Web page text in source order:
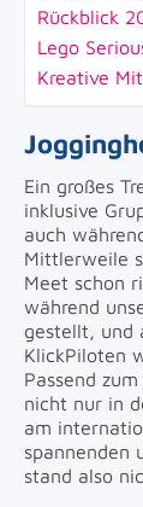
Rückblick
Lego
Kreative
Ein großes
inklusive
auch
Mittlerweile
Meet schon
während
gestellt, und
KlickPiloten
Passend
nicht nur in
am
spannenden
stand also